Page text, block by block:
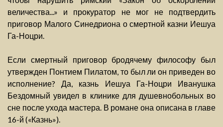
величества...» и прокуратор не мог не подтвердить
приговор Малого Синедриона о смертной казни Иешуа
Га-Ноцри.
Если смертный приговор бродячему философу был
утвержден Понтием Пилатом, то был ли он приведен во
исполнение? Да, казнь Иешуа Га-Ноцри Иванушка
Бездомный увидел в клинике для душевнобольных во
сне после ухода мастера. В романе она описана в главе
16-й («Казнь»).